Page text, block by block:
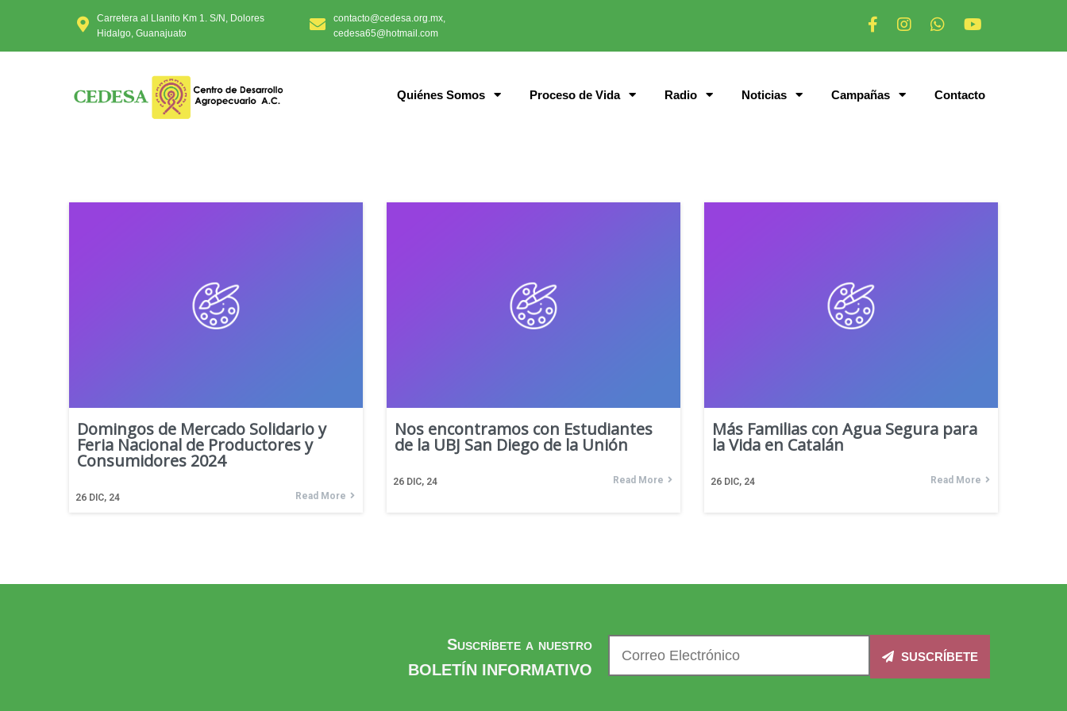
Carretera al Llanito Km 1. S/N, Dolores
Hidalgo, Guanajuato
contacto@cedesa.org.mx,
cedesa65@hotmail.com
Quiénes Somos Proceso de Vida Radio Noticias Campañas Contacto
Domingos de Mercado Solidario y
Feria Nacional de Productores y
Consumidores 2024
26 DIC, 24 Read More
Nos encontramos con Estudiantes
de la UBJ San Diego de la Unión
26 DIC, 24 Read More
Más Familias con Agua Segura para
la Vida en Catalán
26 DIC, 24 Read More
Suscríbete a nuestro
BOLETÍN INFORMATIVO
SUSCRÍBETE